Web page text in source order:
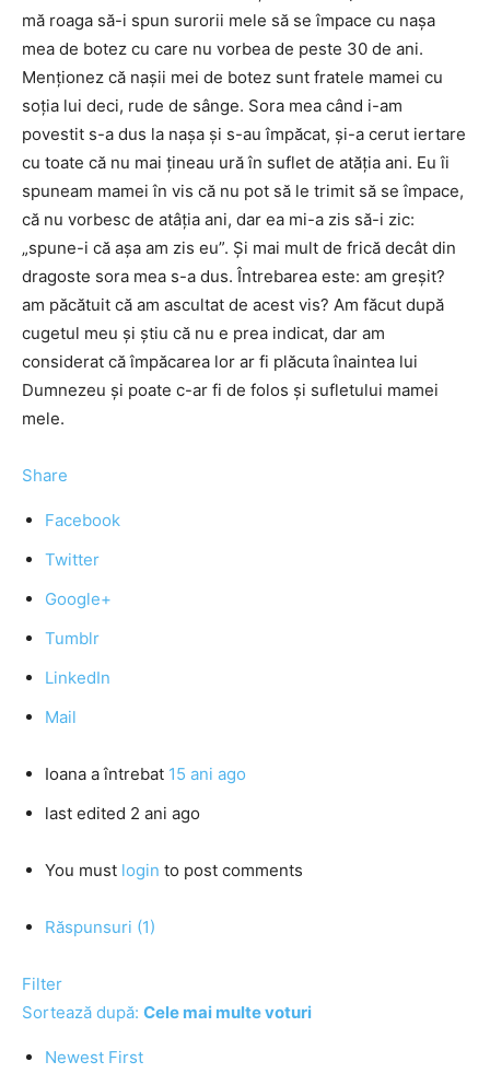
mă roaga să-i spun surorii mele să se împace cu nașa
mea de botez cu care nu vorbea de peste 30 de ani.
Menționez că nașii mei de botez sunt fratele mamei cu
soția lui deci, rude de sânge. Sora mea când i-am
povestit s-a dus la nașa și s-au împăcat, și-a cerut iertare
cu toate că nu mai țineau ură în suflet de atăția ani. Eu îi
spuneam mamei în vis că nu pot să le trimit să se împace,
că nu vorbesc de atâția ani, dar ea mi-a zis să-i zic:
„spune-i că așa am zis eu”. Și mai mult de frică decât din
dragoste sora mea s-a dus. Întrebarea este: am greșit?
am păcătuit că am ascultat de acest vis? Am făcut după
cugetul meu și știu că nu e prea indicat, dar am
considerat că împăcarea lor ar fi plăcuta înaintea lui
Dumnezeu și poate c-ar fi de folos și sufletului mamei
mele.
Share
Facebook
Twitter
Google+
Tumblr
LinkedIn
Mail
Ioana a întrebat 15 ani ago
last edited 2 ani ago
You must login to post comments
Răspunsuri (1)
Filter
Sortează după: Cele mai multe voturi
Newest First